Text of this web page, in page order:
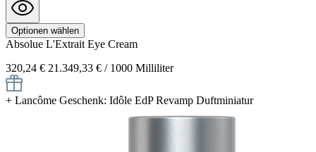
Optionen wählen
Absolue L'Extrait Eye Cream
320,24 € 21.349,33 € / 1000 Milliliter
+ Lancôme Geschenk: Idôle EdP Revamp Duftminiatur